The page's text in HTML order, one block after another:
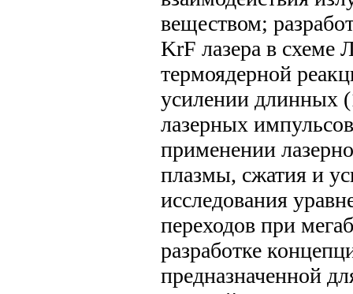
веществом;
KrF лазера в
термоядерной
усилении длинных
лазерных
применении
плазмы, сжатия и
исследования
переходов при
разработке
предназначенной